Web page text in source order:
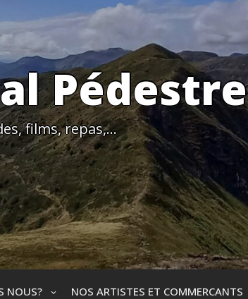
Pédestre
films, repas,…
NOUS? NOS ARTISTES ET COMMERCANTS